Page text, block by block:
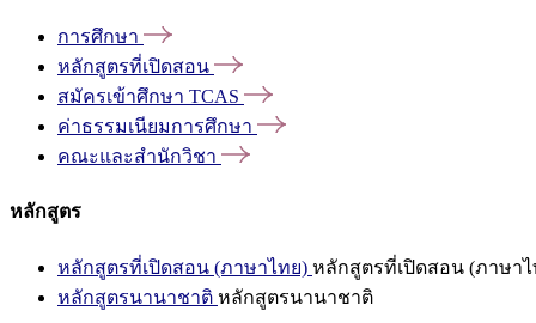
การศึกษา
หลักสูตรที่เปิดสอน
สมัครเข้าศึกษา TCAS
ค่าธรรมเนียมการศึกษา
คณะและสำนักวิชา
หลักสูตร
หลักสูตรที่เปิดสอน (ภาษาไทย) หลักสูตรที่เปิดสอน (ภาษาไ
หลักสูตรนานาชาติ หลักสูตรนานาชาติ